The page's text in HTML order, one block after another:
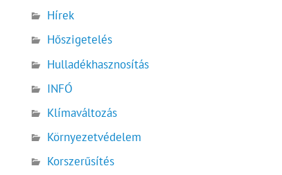
Hírek
Hőszigetelés
Hulladékhasznosítás
INFÓ
Klímaváltozás
Környezetvédelem
Korszerűsítés